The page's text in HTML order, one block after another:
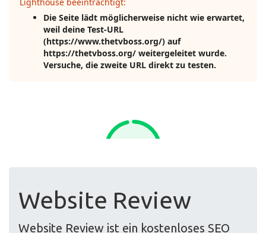
Website Review
Website Review ist ein kostenloses SEO